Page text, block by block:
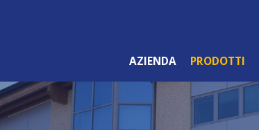
AZIENDA PRODOTTI
PROFESSIONALE